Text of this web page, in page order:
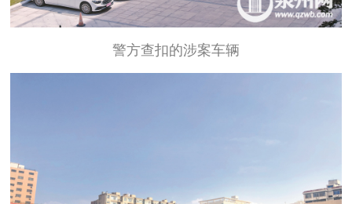
警方查扣的涉案车辆